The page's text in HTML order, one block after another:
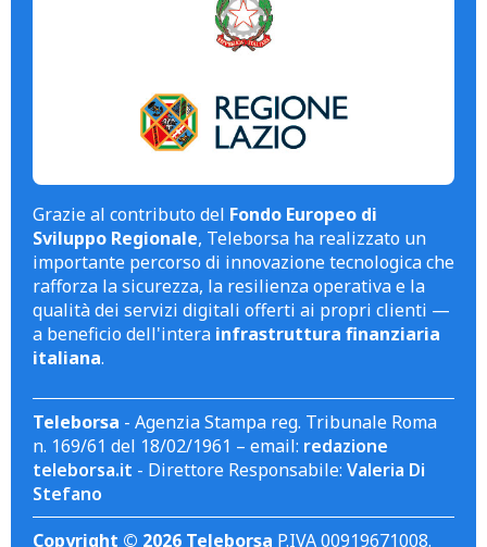
Grazie al contributo del Fondo Europeo di
Sviluppo Regionale, Teleborsa ha realizzato un
importante percorso di innovazione tecnologica che
rafforza la sicurezza, la resilienza operativa e la
qualità dei servizi digitali offerti ai propri clienti —
a beneficio dell'intera infrastruttura finanziaria
italiana.
Teleborsa - Agenzia Stampa reg. Tribunale Roma
n. 169/61 del 18/02/1961 – email: redazione
teleborsa.it - Direttore Responsabile: Valeria Di
Stefano
Copyright © 2026 Teleborsa P.IVA 00919671008.